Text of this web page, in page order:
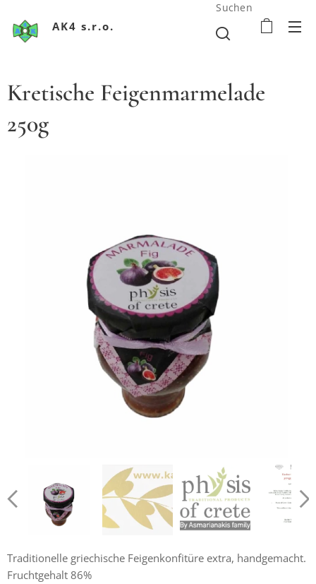
AK4 s.r.o.
Suchen
Kretische Feigenmarmelade
250g
Krétsky figový džem 250g
Krétsky figový džem 250g
Košer certifikát
Traditionelle griechische Feigenkonfitüre extra, handgemacht.
Fruchtgehalt 86%